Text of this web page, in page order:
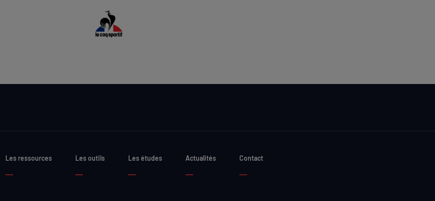
Les ressources Les outils Les études Actualités Contact